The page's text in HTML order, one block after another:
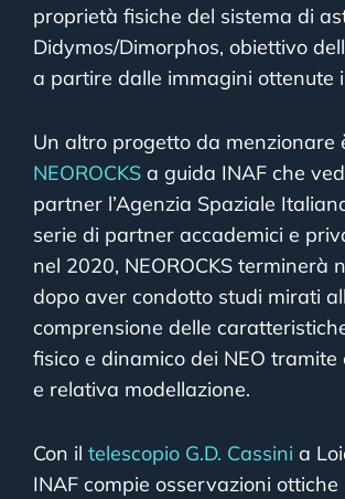
proprietà fisiche del sistema di
Didymos/Dimorphos, obiettivo
a partire dalle immagini ottenute
Un altro progetto da menzionare
NEOROCKS a guida INAF che
partner l’Agenzia Spaziale
serie di partner accademici e
nel 2020, NEOROCKS terminerà
dopo aver condotto studi mirati
comprensione delle
fisico e dinamico dei NEO tramite
e relativa modellazione.
Con il telescopio G.D. Cassini a
INAF compie osservazioni ottiche